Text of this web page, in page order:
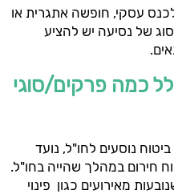
עסקי, חופשה אתגרית או
של נסיעה יש להציע
כמה פרקים/סוגי
נוסעים לחו"ל, נועד
חירום במהלך שהייה בחו"ל.
מאירועים כגון פינוי